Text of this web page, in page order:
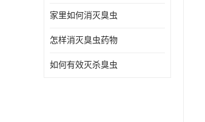
家里如何消灭臭虫
怎样消灭臭虫药物
如何有效灭杀臭虫